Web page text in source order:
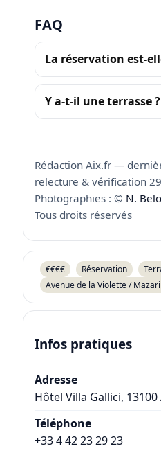
FAQ
La réservation est-
Y a-t-il une terrasse ?
Rédaction Aix.fr —
relecture & vérification
Photographies : © N.
Tous droits réservés
€€€€ Réservation
Avenue de la Violette /
Infos pratiques
Adresse
Hôtel Villa Gallici, 13100
Téléphone
+33 4 42 23 29 23